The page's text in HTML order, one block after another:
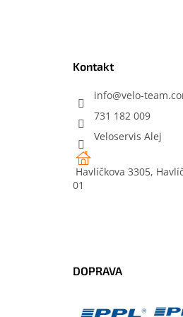
Kontakt
info@velo-
731 182 009
Veloservis Alej
Havlíčkova 3305,
01
DOPRAVA